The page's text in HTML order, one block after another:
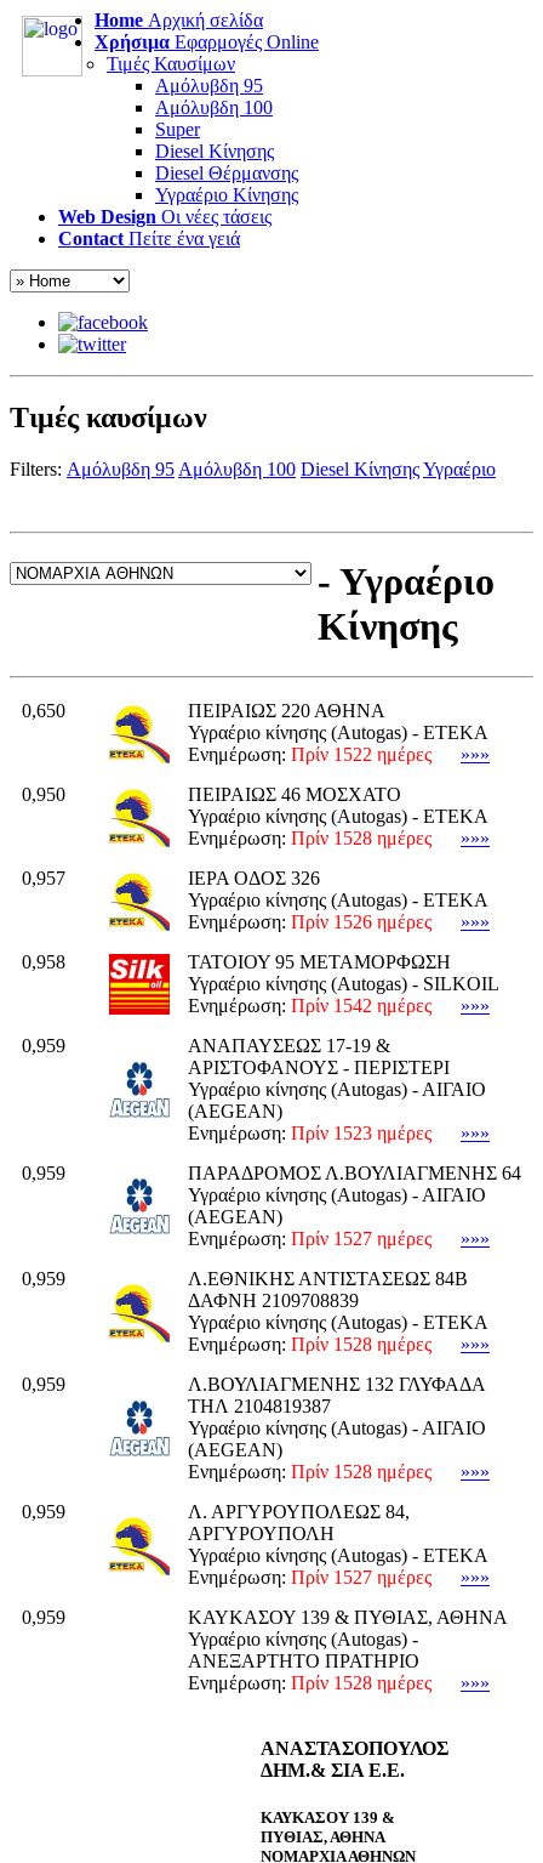
Home Αρχική σελίδα
Χρήσιμα Εφαρμογές Online
Τιμές Καυσίμων
Αμόλυβδη 95
Αμόλυβδη 100
Super
Diesel Κίνησης
Diesel Θέρμανσης
Υγραέριο Κίνησης
Web Design Οι νέες τάσεις
Contact Πείτε ένα γειά
Τιμές καυσίμων
Filters: Αμόλυβδη 95 Αμόλυβδη 100 Diesel ΚίνησηςΥγραέριο
- Υγραέριο
Κίνησης
0,650
ΠΕΙΡΑΙΩΣ 220 ΑΘΗΝΑ
Υγραέριο κίνησης (Autogas) - ΕΤΕΚΑ
Ενημέρωση: Πρίν 1522 ημέρες
»»»
0,950
ΠΕΙΡΑΙΩΣ 46 ΜΟΣΧΑΤΟ
Υγραέριο κίνησης (Autogas) - ΕΤΕΚΑ
Ενημέρωση: Πρίν 1528 ημέρες
»»»
0,957
ΙΕΡΑ ΟΔΟΣ 326
Υγραέριο κίνησης (Autogas) - ΕΤΕΚΑ
Ενημέρωση: Πρίν 1526 ημέρες
»»»
0,958
ΤΑΤΟΙΟΥ 95 ΜΕΤΑΜΟΡΦΩΣΗ
Υγραέριο κίνησης (Autogas) - SILKOIL
Ενημέρωση: Πρίν 1542 ημέρες
»»»
0,959
ΑΝΑΠΑΥΣΕΩΣ 17-19 &
ΑΡΙΣΤΟΦΑΝΟΥΣ - ΠΕΡΙΣΤΕΡΙ
Υγραέριο κίνησης (Autogas) - ΑΙΓΑΙΟ
(AEGEAN)
Ενημέρωση: Πρίν 1523 ημέρες
»»»
0,959
ΠΑΡΑΔΡΟΜΟΣ Λ.ΒΟΥΛΙΑΓΜΕΝΗΣ 64
Υγραέριο κίνησης (Autogas) - ΑΙΓΑΙΟ
(AEGEAN)
Ενημέρωση: Πρίν 1527 ημέρες
»»»
0,959
Λ.ΕΘΝΙΚΗΣ ΑΝΤΙΣΤΑΣΕΩΣ 84Β
ΔΑΦΝΗ 2109708839
Υγραέριο κίνησης (Autogas) - ΕΤΕΚΑ
Ενημέρωση: Πρίν 1528 ημέρες
»»»
0,959
Λ.ΒΟΥΛΙΑΓΜΕΝΗΣ 132 ΓΛΥΦΑΔΑ
ΤΗΛ 2104819387
Υγραέριο κίνησης (Autogas) - ΑΙΓΑΙΟ
(AEGEAN)
Ενημέρωση: Πρίν 1528 ημέρες
»»»
0,959
Λ. ΑΡΓΥΡΟΥΠΟΛΕΩΣ 84,
ΑΡΓΥΡΟΥΠΟΛΗ
Υγραέριο κίνησης (Autogas) - ΕΤΕΚΑ
Ενημέρωση: Πρίν 1527 ημέρες
»»»
0,959
ΚΑΥΚΑΣΟΥ 139 & ΠΥΘΙΑΣ, ΑΘΗΝΑ
Υγραέριο κίνησης (Autogas) -
ΑΝΕΞΑΡΤΗΤΟ ΠΡΑΤΗΡΙΟ
Ενημέρωση: Πρίν 1528 ημέρες »»»
ΑΝΑΣΤΑΣΟΠΟΥΛΟΣ
ΔΗΜ.& ΣΙΑ Ε.Ε.
ΚΑΥΚΑΣΟΥ 139 &
ΠΥΘΙΑΣ, ΑΘΗΝΑ
ΝΟΜΑΡΧΙΑ ΑΘΗΝΩΝ